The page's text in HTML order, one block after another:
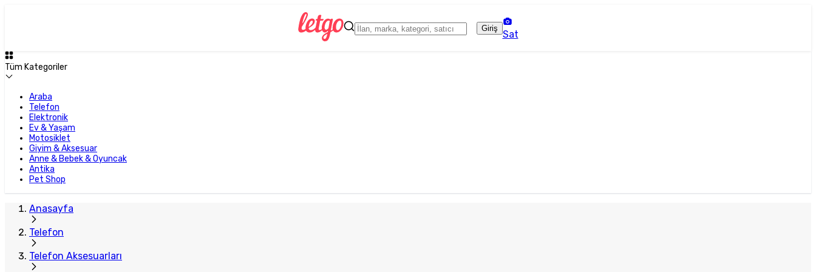
Giriş
Sat
Tüm Kategoriler
Araba
Telefon
Elektronik
Ev & Yaşam
Motosiklet
Giyim & Aksesuar
Anne & Bebek & Oyuncak
Antika
Pet Shop
Anasayfa
Telefon
Telefon Aksesuarları